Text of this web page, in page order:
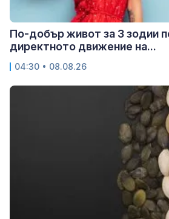
По-добър живот за 3 зодии
директното движение на...
04:30 • 08.08.26